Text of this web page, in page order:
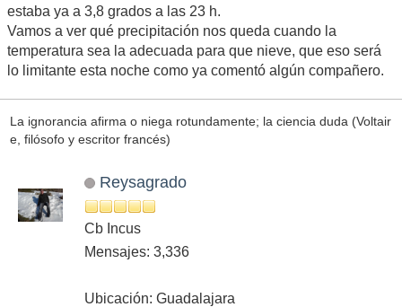
estaba ya a 3,8 grados a las 23 h.
Vamos a ver qué precipitación nos queda cuando la
temperatura sea la adecuada para que nieve, que eso será
lo limitante esta noche como ya comentó algún compañero.
La ignorancia afirma o niega rotundamente; la ciencia duda (Voltair
e, filósofo y escritor francés)
Reysagrado
Cb Incus
Mensajes: 3,336
Ubicación: Guadalajara